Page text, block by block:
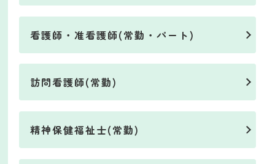
看護師・准看護師(常勤・パート)
訪問看護師(常勤)
精神保健福祉士(常勤)